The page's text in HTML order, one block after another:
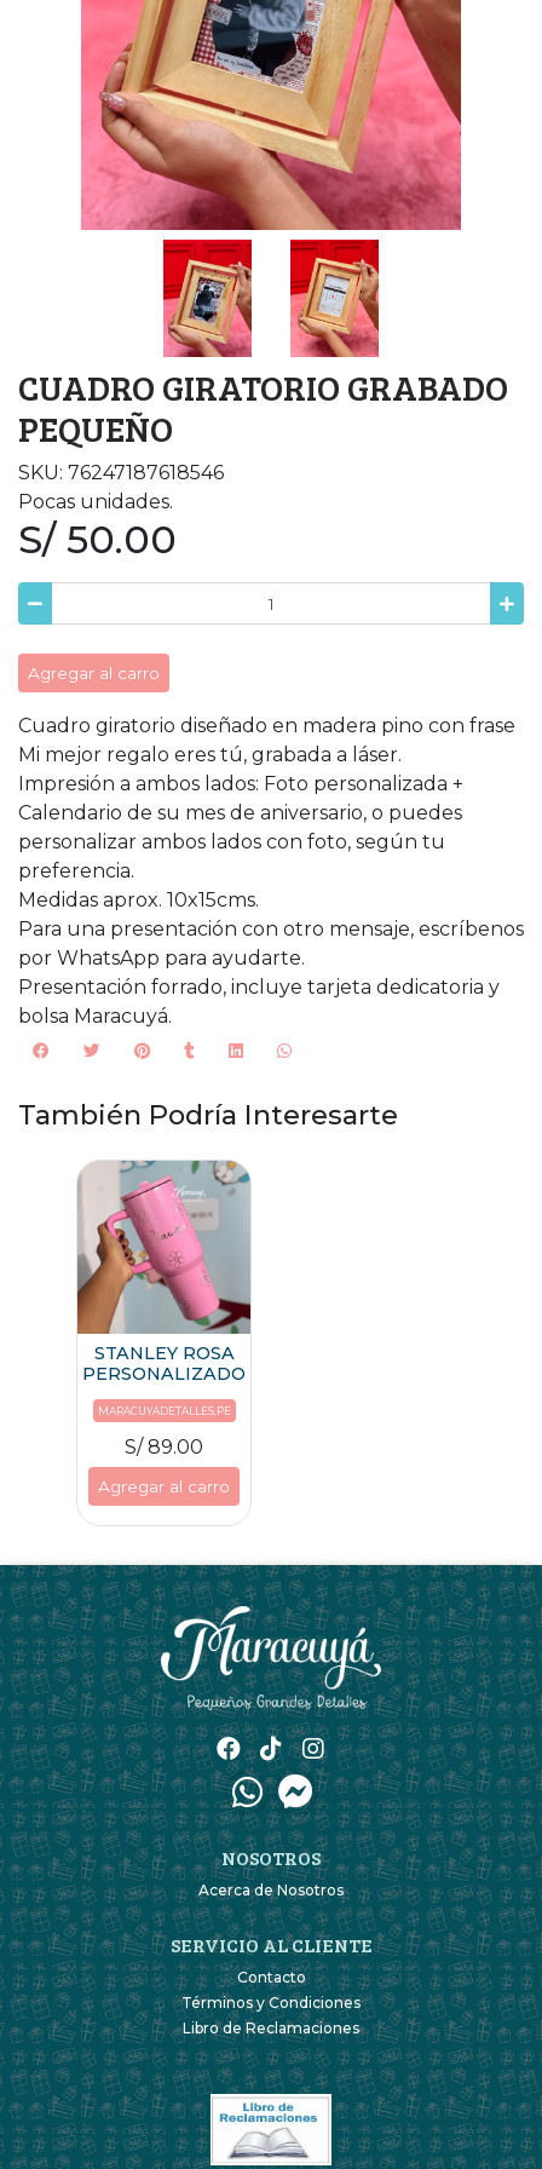
CUADRO GIRATORIO GRABADO
PEQUEÑO
SKU: 76247187618546
Pocas unidades.
S/ 50.00
Agregar al carro
Cuadro giratorio diseñado en madera pino con frase
Mi mejor regalo eres tú, grabada a láser.
Impresión a ambos lados: Foto personalizada +
Calendario de su mes de aniversario, o puedes
personalizar ambos lados con foto, según tu
preferencia.
Medidas aprox. 10x15cms.
Para una presentación con otro mensaje, escríbenos
por WhatsApp para ayudarte.
Presentación forrado, incluye tarjeta dedicatoria y
bolsa Maracuyá.
También Podría Interesarte
STANLEY ROSA
PERSONALIZADO
MARACUYADETALLES.PE
S/ 89.00
Agregar al carro
NOSOTROS
Acerca de Nosotros
SERVICIO AL CLIENTE
Contacto
Términos y Condiciones
Libro de Reclamaciones